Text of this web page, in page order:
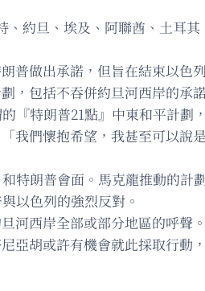
約旦、埃及、阿聯酋、土耳
普做出承諾，但旨在結束以色
包括不吞併約旦河西岸的承
『特朗普21點』中東和平計劃
我們懷抱希望，我甚至可以說
特朗普會面。馬克龍推動的計
以色列的強烈反對。
河西岸全部或部分地區的呼聲
亞胡或許有機會就此採取行動